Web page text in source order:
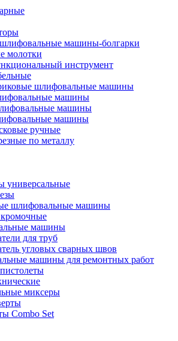
машины-болгарки
молотки
инструмент
шлифовальные машины
машины
машины
машины
ручные
по металлу
универсальные
шлифовальные машины
машины
для труб
угловых сварных швов
машины для ремонтных работ
миксеры
Combo Set